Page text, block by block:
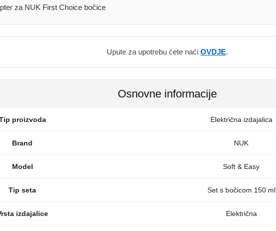
za NUK First Choice bočice
Upute za upotrebu ćete naći OVDJE.
Osnovne informacije
proizvoda Električna izdajalica
Brand NUK
Model Soft & Easy
Tip seta Set s bočicom 150 ml
izdajalice Električna